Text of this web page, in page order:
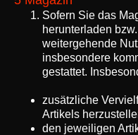
Sofern Sie das
herunterladen
weitergehende
insbesondere
gestattet.
zusätzliche
Artikels
den jeweiligen